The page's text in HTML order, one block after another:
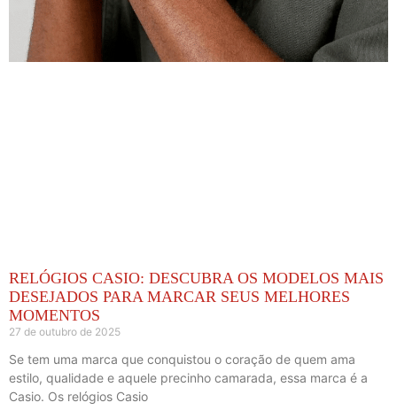
RELÓGIOS CASIO: DESCUBRA OS MODELOS MAIS
DESEJADOS PARA MARCAR SEUS MELHORES
MOMENTOS
27 de outubro de 2025
Se tem uma marca que conquistou o coração de quem ama
estilo, qualidade e aquele precinho camarada, essa marca é a
Casio. Os relógios Casio